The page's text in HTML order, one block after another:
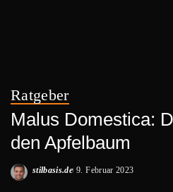
Ratgeber
Malus Domestica:
den Apfelbaum
Posted
stilbasis.de 9. Februar 2023